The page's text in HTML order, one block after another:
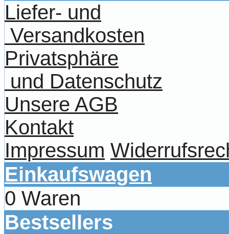
Liefer- und
Versandkosten
Privatsphäre
und Datenschutz
Unsere AGB
Kontakt
Impressum
Einkaufswagen
0 Waren
Bestsellers